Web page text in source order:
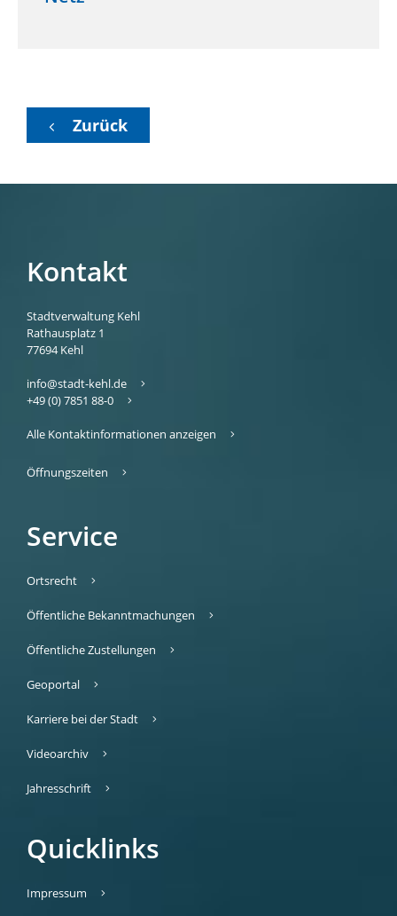
Zurück
Kontakt
Stadtverwaltung Kehl
Rathausplatz 1
77694 Kehl
info@stadt-kehl.de
+49 (0) 7851 88-0
Alle Kontaktinformationen anzeigen
Öffnungszeiten
Service
Ortsrecht
Öffentliche Bekanntmachungen
Öffentliche Zustellungen
Geoportal
Karriere bei der Stadt
Videoarchiv
Jahresschrift
Quicklinks
Impressum